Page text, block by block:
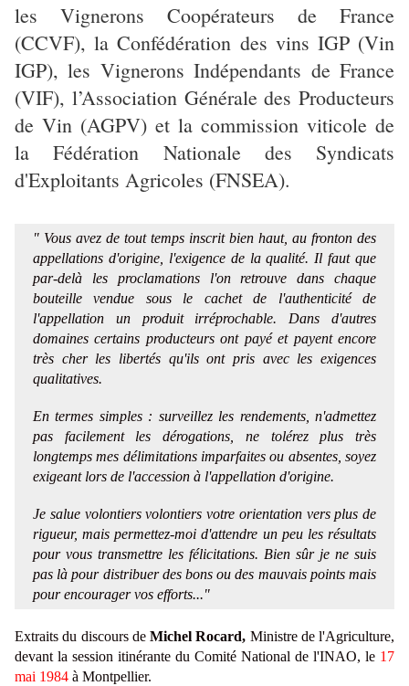
les Vignerons Coopérateurs de France
(CCVF), la Confédération des vins IGP (Vin
IGP), les Vignerons Indépendants de France
(VIF), l’Association Générale des Producteurs
de Vin (AGPV) et la commission viticole de
la Fédération Nationale des Syndicats
d'Exploitants Agricoles (FNSEA).
" Vous avez de tout temps inscrit bien haut, au fronton des
appellations d'origine, l'exigence de la qualité. Il faut que
par-delà les proclamations l'on retrouve dans chaque
bouteille vendue sous le cachet de l'authenticité de
l'appellation un produit irréprochable. Dans d'autres
domaines certains producteurs ont payé et payent encore
très cher les libertés qu'ils ont pris avec les exigences
qualitatives.
En termes simples : surveillez les rendements, n'admettez
pas facilement les dérogations, ne tolérez plus très
longtemps mes délimitations imparfaites ou absentes, soyez
exigeant lors de l'accession à l'appellation d'origine.
Je salue volontiers volontiers votre orientation vers plus de
rigueur, mais permettez-moi d'attendre un peu les résultats
pour vous transmettre les félicitations. Bien sûr je ne suis
pas là pour distribuer des bons ou des mauvais points mais
pour encourager vos efforts..."
Extraits du discours de Michel Rocard, Ministre de l'Agriculture,
devant la session itinérante du Comité National de l'INAO, le 17
mai 1984 à Montpellier.